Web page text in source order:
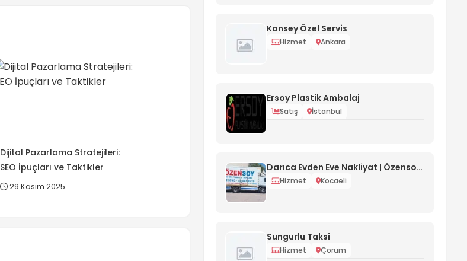
Dijital Pazarlama Stratejileri:
SEO İpuçları ve Taktikler
29 Kasım 2025
Konsey Özel Servis
Hizmet Ankara
Ersoy Plastik Ambalaj
Satış İstanbul
Darıca Evden Eve Nakliyat | Özensoy Bayramoğlu
Hizmet Kocaeli
Sungurlu Taksi
Hizmet Çorum